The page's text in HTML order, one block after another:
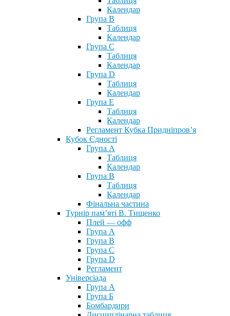
Календар
Група В
Таблиця
Календар
Група С
Таблиця
Календар
Група D
Таблиця
Календар
Група Е
Таблиця
Календар
Регламент Кубка Придніпров’я
Кубок Єдності
Група А
Таблиця
Календар
Група В
Таблиця
Календар
Фінальна частина
Турнір пам’яті В. Тищенко
Плей — офф
Група А
Група B
Група С
Група D
Регламент
Універсіада
Група А
Група Б
Бомбардири